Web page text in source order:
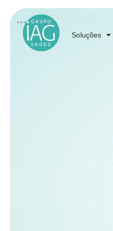
Soluções